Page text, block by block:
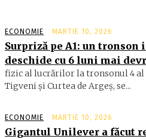
ECONOMIE MARTIE 10, 2026
Surpriză pe A1: un
deschide cu 6 luni mai
fizic al lucrărilor la tronsonul 4
Tigveni şi Curtea de Argeş, se...
ECONOMIE MARTIE 10, 2026
Gigantul Unilever a făcut